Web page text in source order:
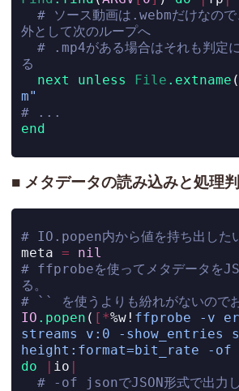
# ソース動画は.webmだけなので
外として次のループへ
# .mp4がある場合はそれも判定
る
next
unless File .extname
m"
# ...
end
メタデータの読み込みと処理
# IO.popen内から値を持ち出した
meta =
nil
# ffprobeを使ってメタデータを
る。
# `` を使うよりも紛れがないので
IO .popen ( [*%w! ffprobe -v
streams v:0 -show_entries
height:format=bit_rate -of
do
| io |
# -of jsonでJSON形式で出力し